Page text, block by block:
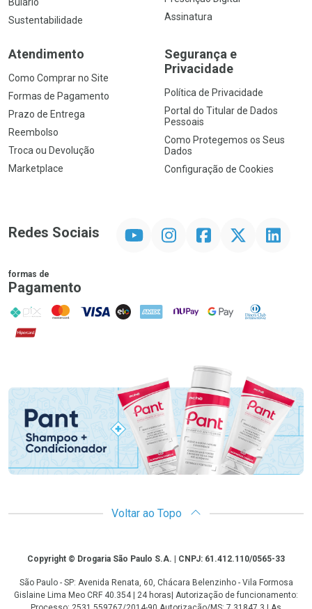
Sustentabilidade
Assinatura
Atendimento
Como Comprar no Site
Formas de Pagamento
Prazo de Entrega
Reembolso
Troca ou Devolução
Marketplace
Segurança e
Privacidade
Política de Privacidade
Portal do Titular de Dados
Pessoais
Como Protegemos os Seus
Dados
Configuração de Cookies
Redes Sociais InstagramFacebookTwitter Linkedin
formas de
Pagamento
PIX MasterCard
VISA ELO AMEX NuPay Google PayDiners Club
Hipercard
Promoção em Destaque
Voltar ao Topo
CopyrightCopyright © Drogaria São Paulo S.A. | CNPJ: 61.412.110/0565-33
São Paulo - SP: Avenida Renata, 60, Chácara Belenzinho - Vila Formosa
Gislaine Lima Meo CRF 40.354 | 24 horas| Autorização de funcionamento: